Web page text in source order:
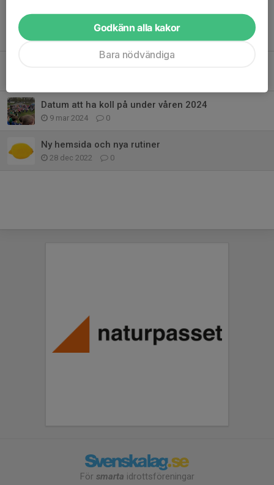
Tidigare nyheter
Datum att ha koll på under våren 2024
9 mar 2024 0
Ny hemsida och nya rutiner
28 dec 2022 0
För smarta idrottsföreningar
Godkänn alla kakor
Bara nödvändiga